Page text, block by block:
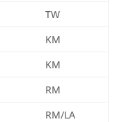
TW
KM
KM
RM
RM/LA